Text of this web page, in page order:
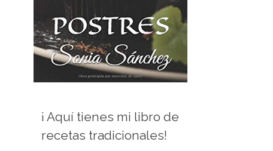
¡ Aquí tienes mi libro de
recetas tradicionales!